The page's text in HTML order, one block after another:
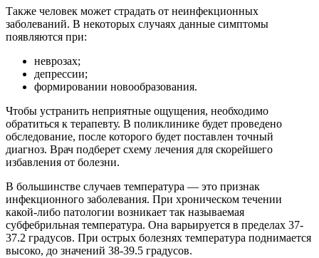
Также человек может страдать от неинфекционных
заболеваний. В некоторых случаях данные симптомы
появляются при:
неврозах;
депрессии;
формировании новообразования.
Чтобы устранить неприятные ощущения, необходимо
обратиться к терапевту. В поликлинике будет проведено
обследование, после которого будет поставлен точный
диагноз. Врач подберет схему лечения для скорейшего
избавления от болезни.
В большинстве случаев температура — это признак
инфекционного заболевания. При хроническом течении
какой-либо патологии возникает так называемая
субфебрильная температура. Она варьируется в пределах 37-
37.2 градусов. При острых болезнях температура поднимается
высоко, до значений 38-39.5 градусов.